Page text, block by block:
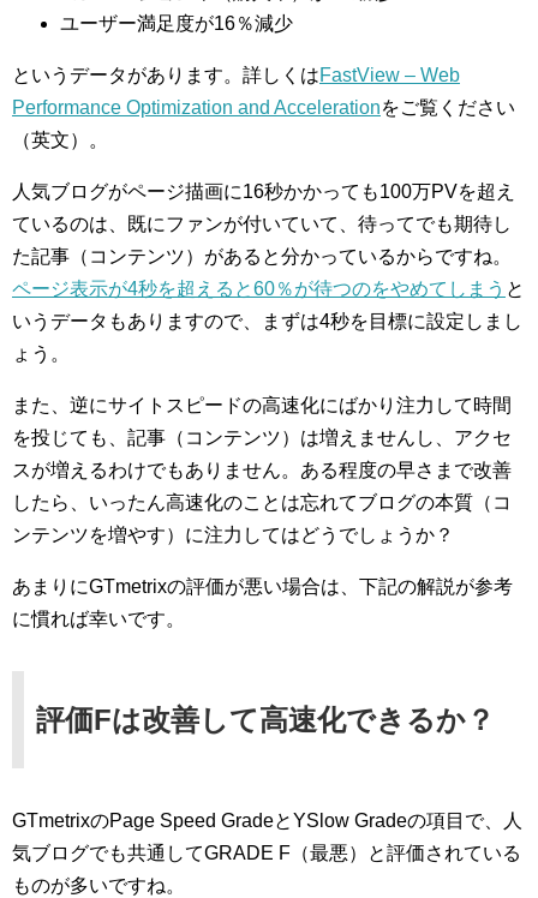
ユーザー満足度が16％減少
というデータがあります。詳しくはFastView – Web
Performance Optimization and Accelerationをご覧ください
（英文）。
人気ブログがページ描画に16秒かかっても100万PVを超え
ているのは、既にファンが付いていて、待ってでも期待し
た記事（コンテンツ）があると分かっているからですね。
ページ表示が4秒を超えると60％が待つのをやめてしまう と
いうデータもありますので、まずは4秒を目標に設定しまし
ょう。
また、逆にサイトスピードの高速化にばかり注力して時間
を投じても、記事（コンテンツ）は増えませんし、アクセ
スが増えるわけでもありません。ある程度の早さまで改善
したら、いったん高速化のことは忘れてブログの本質（コ
ンテンツを増やす）に注力してはどうでしょうか？
あまりにGTmetrixの評価が悪い場合は、下記の解説が参考
に慣れば幸いです。
評価Fは改善して高速化できるか？
GTmetrixのPage Speed GradeとYSlow Gradeの項目で、人
気ブログでも共通してGRADE F（最悪）と評価されている
ものが多いですね。